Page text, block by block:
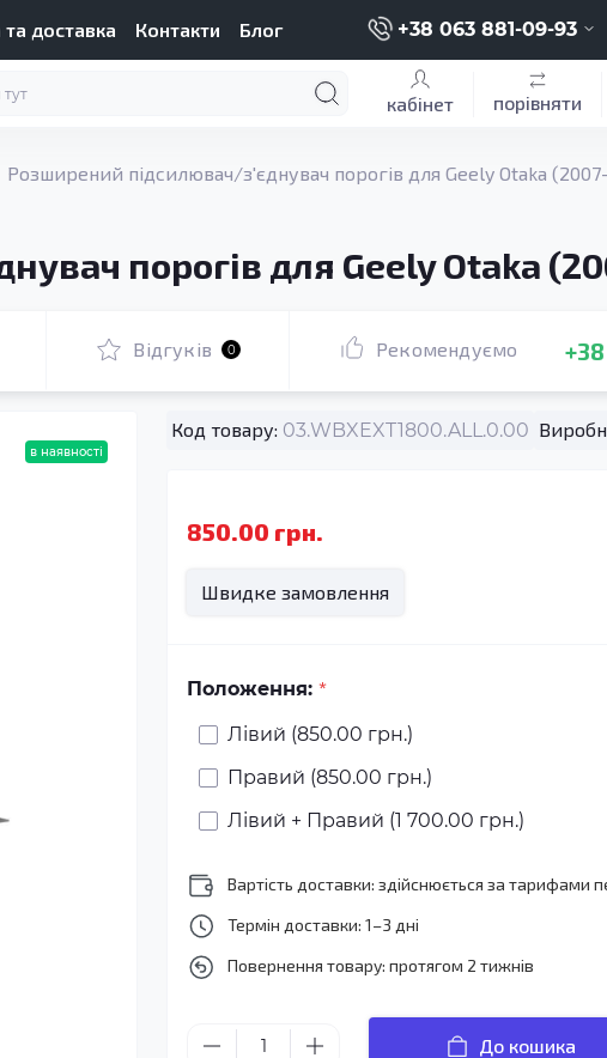
доставка Контакти Блог +38 063 881-09-93
кабінет порівняти
Розширений підсилювач/з'єднувач порогів для Geely Otaka
порогів для Geely Otaka
Відгуків 0 Рекомендуємо
в наявності
Код товару: 03.WBXEXT1800.ALL.0.00
850.00 грн.
Швидке замовлення
Положення: *
Лівий (850.00 грн.)
Правий (850.00 грн.)
Лівий + Правий (1 700.00 грн.)
Вартість доставки: здійснюється за тарифами
Термін доставки: 1–3 дні
Повернення товару: протягом 2 тижнів
До кошика